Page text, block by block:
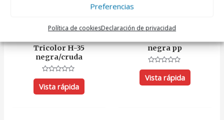
Preferencias
Política de cookiesDeclaración de privacidad
Bandejas
Tricolor H-35
negra/cruda
Valorado
con
0
de
Vista rápida
Bandejas de plástico
negra pp
Valorado
con
0
de
Vista rápida